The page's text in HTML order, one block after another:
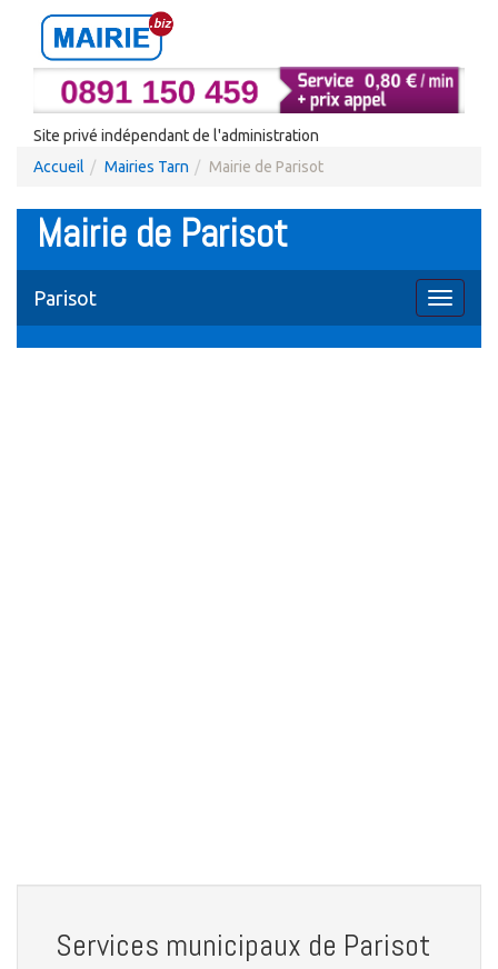
Site privé indépendant de l'administration
Accueil
Mairies Tarn Mairie de Parisot
Mairie de Parisot
Toggle
Parisot
Services municipaux de Parisot